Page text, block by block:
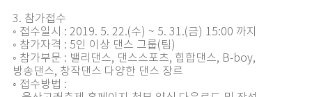
3. 참가접수
◦ 접수일시 : 2019. 5. 22.(수) ~ 5. 31.(금) 15:00 까지
◦ 참가자격 : 5인 이상 댄스 그룹(팀)
◦ 참가부문 : 밸리댄스, 댄스스포츠, 힙합댄스, B-boy,
방송댄스, 창작댄스 다양한 댄스 장르
◦ 접수방법 :